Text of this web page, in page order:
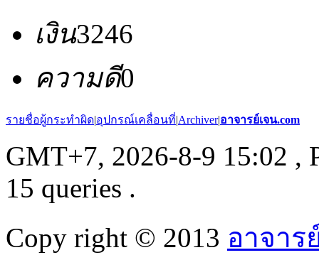
เงิน3246
ความดี0
รายชื่อผู้กระทำผิด|อุปกรณ์เคลื่อนที่|Archiver|อาจารย์เจน.com
GMT+7, 2026-8-9 15:02 ,
15 queries .
Copy right © 2013 อาจาร